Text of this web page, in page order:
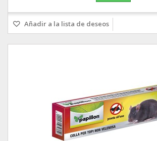
Añadir a la lista de deseos